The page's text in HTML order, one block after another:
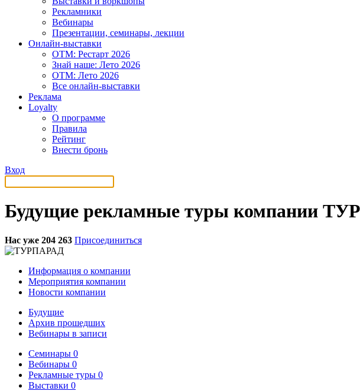
Рекламники
Вебинары
Презентации, семинары, лекции
Онлайн-выставки
OTM: Рестарт 2026
Знай наше: Лето 2026
OTM: Лето 2026
Все онлайн-выставки
Реклама
Loyalty
О программе
Правила
Рейтинг
Внести бронь
Вход
Будущие рекламные туры компании
Нас уже 204 263 Присоединиться
Информация о компании
Мероприятия компании
Новости компании
Будущие
Архив прошедших
Вебинары в записи
Семинары 0
Вебинары 0
Рекламные туры 0
Выставки 0